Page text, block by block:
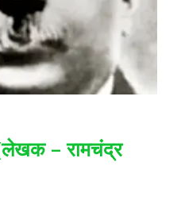
– रामचंद्र